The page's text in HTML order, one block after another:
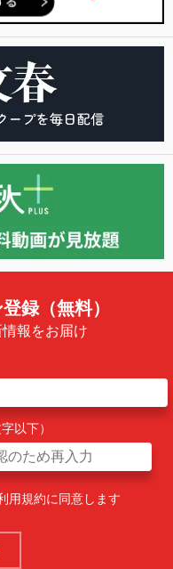
録（無料）
報をお届け
以下）
用規約に同意します